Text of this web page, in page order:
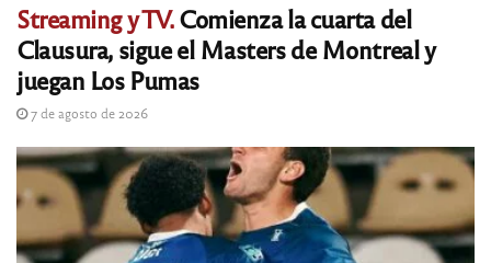
Streaming y TV.Comienza la cuarta del
Clausura, sigue el Masters de Montreal y
juegan Los Pumas
7 de agosto de 2026